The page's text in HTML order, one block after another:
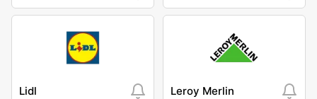
Lidl Leroy Merlin